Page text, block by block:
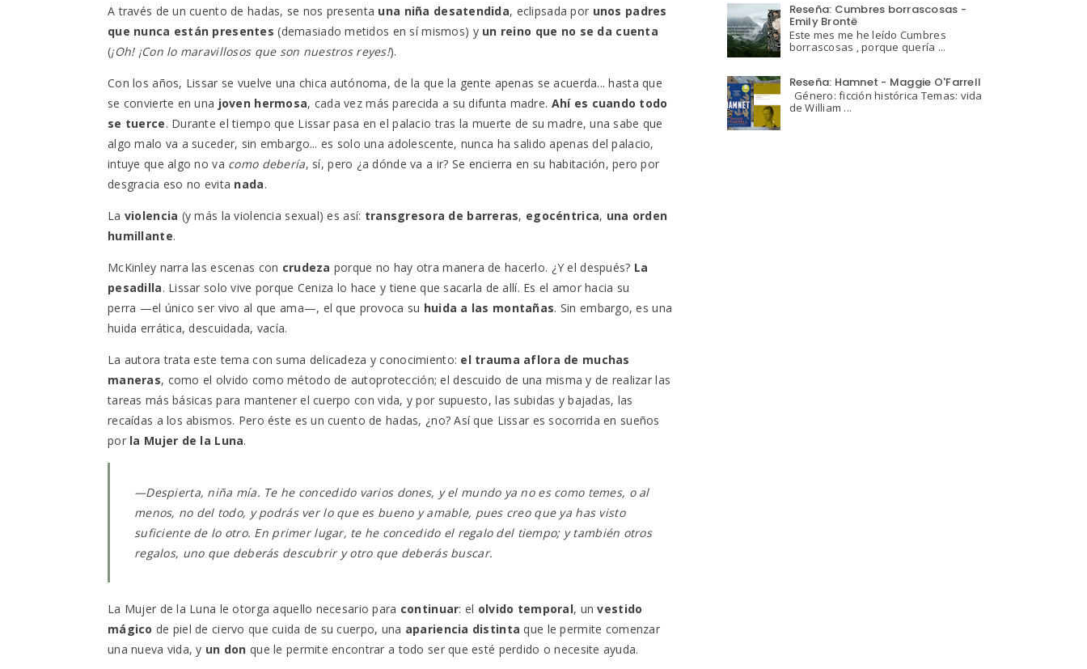
A través de un cuento de hadas, se nos presenta una niña desatendida, eclipsada por unos padres
que nunca están presentes (demasiado metidos en sí mismos) y un reino que no se da cuenta
(¡Oh! ¡Con lo maravillosos que son nuestros reyes!).
Con los años, Lissar se vuelve una chica autónoma, de la que la gente apenas se acuerda... hasta que
se convierte en una joven hermosa, cada vez más parecida a su difunta madre. Ahí es cuando todo
se tuerce. Durante el tiempo que Lissar pasa en el palacio tras la muerte de su madre, una sabe que
algo malo va a suceder, sin embargo... es solo una adolescente, nunca ha salido apenas del palacio,
intuye que algo no va como debería, sí, pero ¿a dónde va a ir? Se encierra en su habitación, pero por
desgracia eso no evita nada.
La violencia (y más la violencia sexual) es así: transgresora de barreras, egocéntrica, una orden
humillante.
McKinley narra las escenas con crudeza porque no hay otra manera de hacerlo. ¿Y el después? La
pesadilla. Lissar solo vive porque Ceniza lo hace y tiene que sacarla de allí. Es el amor hacia su
perra —el único ser vivo al que ama—, el que provoca su huida a las montañas. Sin embargo, es una
huida errática, descuidada, vacía.
La autora trata este tema con suma delicadeza y conocimiento: el trauma aflora de muchas
maneras, como el olvido como método de autoprotección; el descuido de una misma y de realizar las
tareas más básicas para mantener el cuerpo con vida, y por supuesto, las subidas y bajadas, las
recaídas a los abismos. Pero éste es un cuento de hadas, ¿no? Así que Lissar es socorrida en sueños
por la Mujer de la Luna.
—Despierta, niña mía. Te he concedido varios dones, y el mundo ya no es como temes, o al
menos, no del todo, y podrás ver lo que es bueno y amable, pues creo que ya has visto
suficiente de lo otro. En primer lugar, te he concedido el regalo del tiempo; y también otros
regalos, uno que deberás descubrir y otro que deberás buscar.
La Mujer de la Luna le otorga aquello necesario para continuar: el olvido temporal, unvestido
mágico de piel de ciervo que cuida de su cuerpo, una apariencia distinta que le permite comenzar
una nueva vida, y un don que le permite encontrar a todo ser que esté perdido o necesite ayuda.
Reseña: Cumbres borrascosas -
Emily Brontë
Este mes me he leído Cumbres
borrascosas , porque quería ...
Reseña: Hamnet - Maggie O'Farrell
Género: ficción histórica Temas: vida
de William ...